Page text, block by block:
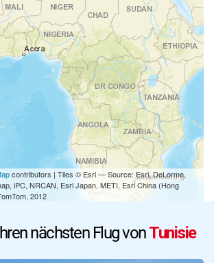
contributors | Tiles © Esri — Source: Esri, DeLorme,
iPC, NRCAN, Esri Japan, METI, Esri China (Hong
2012
nächsten Flug vonTunisie